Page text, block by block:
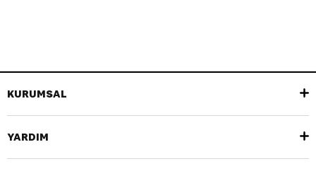
KURUMSAL
YARDIM